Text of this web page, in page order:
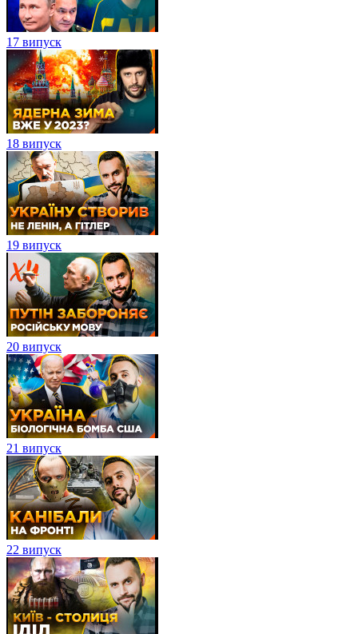
17 випуск
18 випуск
19 випуск
20 випуск
21 випуск
22 випуск